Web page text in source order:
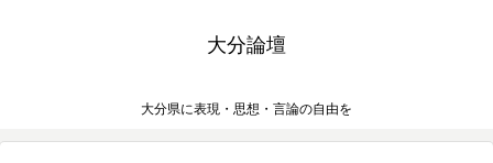
大分論壇
大分県に表現・思想・言論の自由を